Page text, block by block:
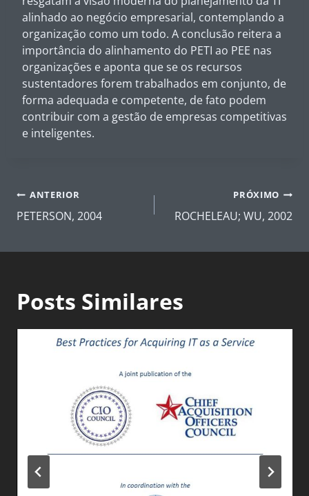
alinhado ao negócio empresarial, contemplando a
organização como um todo. A conclusão reitera a
importância do alinhamento do PETI ao PEE nas
organizações e aponta que se os recursos
sustentadores forem trabalhados em conjunto, de
forma adequada e competente, de fato podem
contribuir com a gestão de empresas competitivas
e inteligentes.
Navegação
de
ANTERIOR
PETERSON, 2004
PRÓXIMO
ROCHELEAU; WU, 2002
Posts Similares